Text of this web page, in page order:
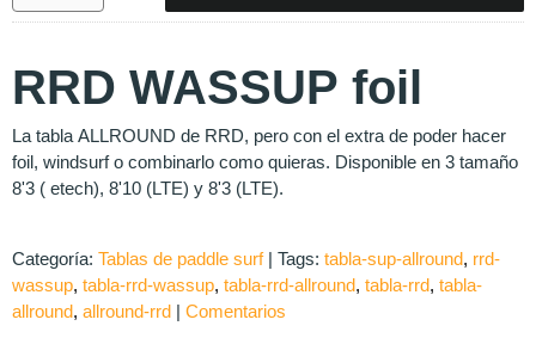
RRD WASSUP foil
La tabla ALLROUND de RRD, pero con el extra de poder hacer
foil, windsurf o combinarlo como quieras. Disponible en 3 tamaño
8'3 ( etech), 8'10 (LTE) y 8'3 (LTE).
Categoría: Tablas de paddle surf | Tags: tabla-sup-allround rrd-
wassup tabla-rrd-wassup tabla-rrd-allround tabla-rrd tabla-
allround allround-rrd | Comentarios